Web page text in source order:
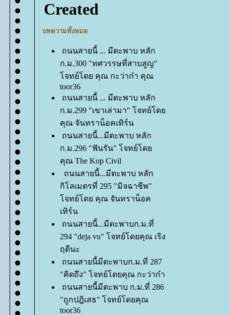
บทความทั้งหมด
ถนนสายนี้ ... มีตะพาบ หลัก
ก.ม.300 "ทศวรรษที่สาบสูญ"
จทย์โดย คุณ กะว่าก๋า คุณ
toor36
ถนนสายนี้ ... มีตะพาบ หลัก
ก.ม.299 "เขาเล่ามา" โจทย์โด
คุณ จันทราน็อคเทิร์น
ถนนสายนี้...มีตะพาบ หลัก
ก.ม.296 "ฟันรัน" โจทย์โด
คุณ The Kop Civil
ถนนสายนี้...มีตะพาบ หลัก
กิโลเมตรที่ 295 "มิจฉาชีพ"
จทย์โดย คุณ จันทราน็อค
เทิร์น
ถนนสายนี้...มีตะพาบก.ม.ที่
294 "deja vu" โจทย์โดยคุณ เริง
ฤดีนะ
ถนนสายนี้มีตะพาบก.ม.ที่ 287
"คิดถึง" โจทย์โดยคุณ กะว่าก๋า
ถนนสายนี้มีตะพาบ ก.ม.ที่ 286
"ถูกปฎิเสธ" โจทย์โดยคุณ
toor36